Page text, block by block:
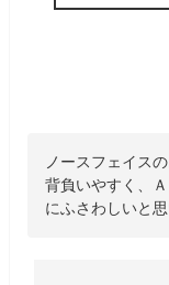
ノースフェイス
背負いやすく、
にふさわしいと思